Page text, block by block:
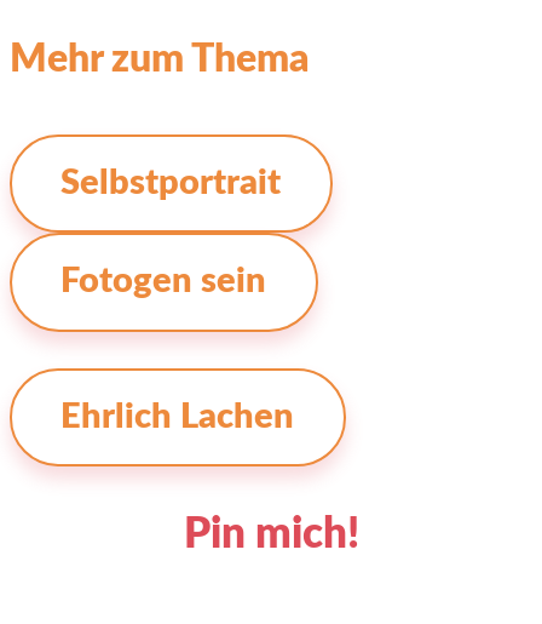
Mehr zum Thema
Selbstportrait
Fotogen sein
Ehrlich Lachen
Pin mich!